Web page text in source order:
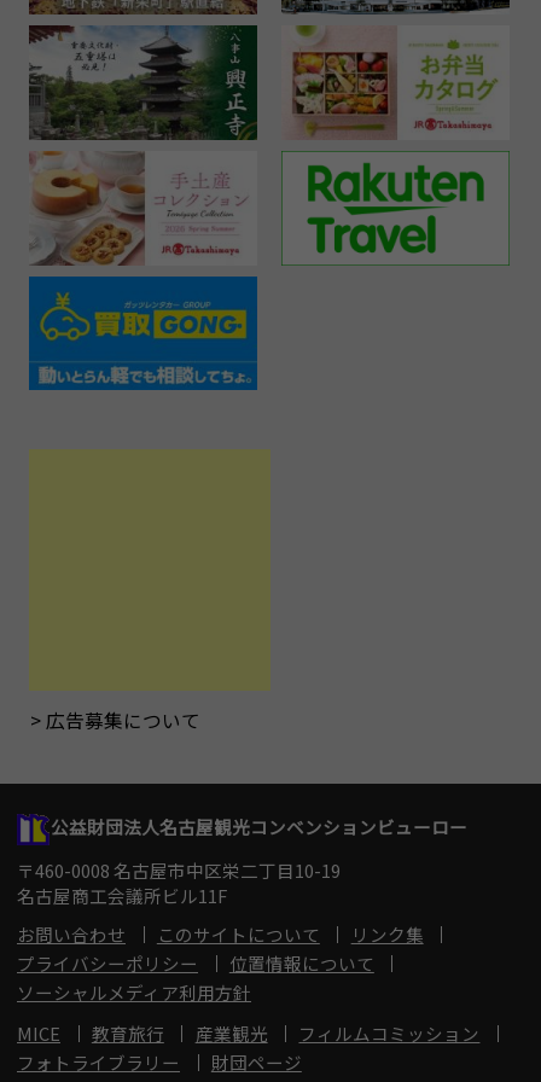
広告募集について
公益財団法人名古屋観光コンベンションビューロー
〒460-0008 名古屋市中区栄二丁目10-19
名古屋商工会議所ビル11F
お問い合わせ
このサイトについて
リンク集
プライバシーポリシー
位置情報について
ソーシャルメディア利用方針
MICE
教育旅行 産業観光
フィルムコミッション
フォトライブラリー
財団ページ